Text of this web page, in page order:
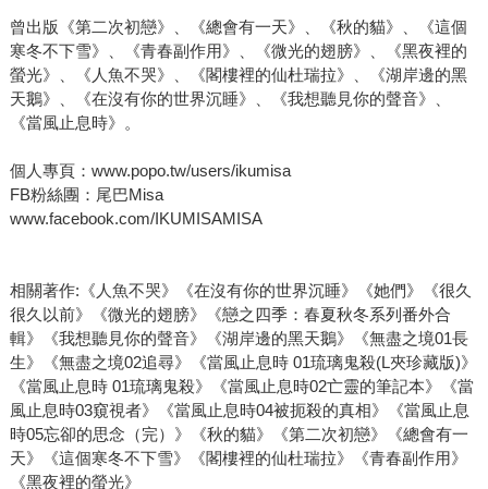
曾出版《第二次初戀》、《總會有一天》、《秋的貓》、《這個
寒冬不下雪》、《青春副作用》、《微光的翅膀》、《黑夜裡的
螢光》、《人魚不哭》、《閣樓裡的仙杜瑞拉》、《湖岸邊的黑
天鵝》、《在沒有你的世界沉睡》、《我想聽見你的聲音》、
《當風止息時》。
個人專頁：www.popo.tw/users/ikumisa
FB粉絲團：尾巴Misa
www.facebook.com/IKUMISAMISA
相關著作:《人魚不哭》《在沒有你的世界沉睡》《她們》《很久
很久以前》《微光的翅膀》《戀之四季：春夏秋冬系列番外合
輯》《我想聽見你的聲音》《湖岸邊的黑天鵝》《無盡之境01長
生》《無盡之境02追尋》《當風止息時 01琉璃鬼殺(L夾珍藏版)》
《當風止息時 01琉璃鬼殺》《當風止息時02亡靈的筆記本》《當
風止息時03窺視者》《當風止息時04被扼殺的真相》《當風止息
時05忘卻的思念（完）》《秋的貓》《第二次初戀》《總會有一
天》《這個寒冬不下雪》《閣樓裡的仙杜瑞拉》《青春副作用》
《黑夜裡的螢光》